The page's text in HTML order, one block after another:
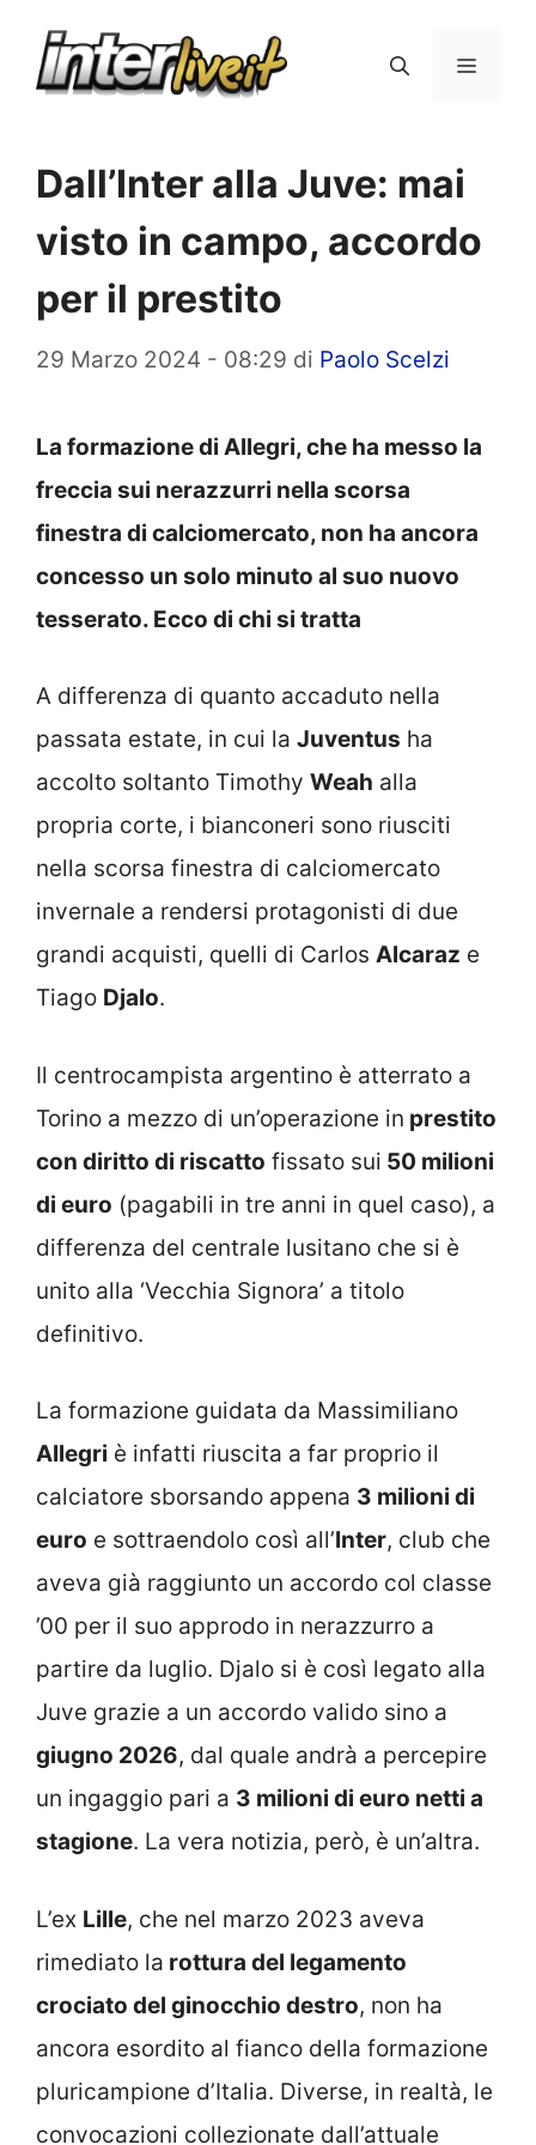
Menu
Dall’Inter alla Juve: mai
visto in campo, accordo
per il prestito
29 Marzo 2024 - 08:29 di Paolo Scelzi
La formazione di Allegri, che ha messo la
freccia sui nerazzurri nella scorsa
finestra di calciomercato, non ha ancora
concesso un solo minuto al suo nuovo
tesserato. Ecco di chi si tratta
A differenza di quanto accaduto nella
passata estate, in cui la Juventus ha
accolto soltanto Timothy Weah alla
propria corte, i bianconeri sono riusciti
nella scorsa finestra di calciomercato
invernale a rendersi protagonisti di due
grandi acquisti, quelli di Carlos Alcaraz e
Tiago Djalo.
Il centrocampista argentino è atterrato a
Torino a mezzo di un’operazione in prestito
con diritto di riscatto fissato sui 50 milioni
di euro (pagabili in tre anni in quel caso), a
differenza del centrale lusitano che si è
unito alla ‘Vecchia Signora’ a titolo
definitivo.
La formazione guidata da Massimiliano
Allegri è infatti riuscita a far proprio il
calciatore sborsando appena 3 milioni di
euro e sottraendolo così all’Inter, club che
aveva già raggiunto un accordo col classe
’00 per il suo approdo in nerazzurro a
partire da luglio. Djalo si è così legato alla
Juve grazie a un accordo valido sino a
giugno 2026, dal quale andrà a percepire
un ingaggio pari a 3 milioni di euro netti a
stagione. La vera notizia, però, è un’altra.
L’ex Lille, che nel marzo 2023 aveva
rimediato la rottura del legamento
crociato del ginocchio destro, non ha
ancora esordito al fianco della formazione
pluricampione d’Italia. Diverse, in realtà, le
convocazioni collezionate dall’attuale